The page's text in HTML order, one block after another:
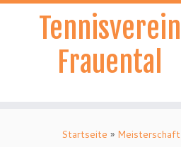
Tennisverein
Frauental
Startseite » Meisterschaft